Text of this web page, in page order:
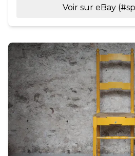
Voir sur eBay